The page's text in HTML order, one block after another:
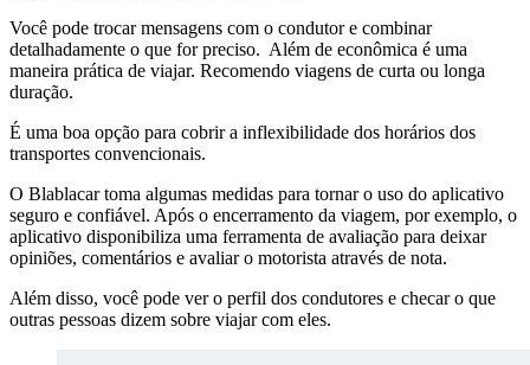
Você pode trocar mensagens com o condutor e combinar
detalhadamente o que for preciso. Além de econômica é uma
maneira prática de viajar. Recomendo viagens de curta ou longa
duração.
É uma boa opção para cobrir a inflexibilidade dos horários dos
transportes convencionais.
O Blablacar toma algumas medidas para tornar o uso do aplicativo
seguro e confiável. Após o encerramento da viagem, por exemplo, o
aplicativo disponibiliza uma ferramenta de avaliação para deixar
opiniões, comentários e avaliar o motorista através de nota.
Além disso, você pode ver o perfil dos condutores e checar o que
outras pessoas dizem sobre viajar com eles.